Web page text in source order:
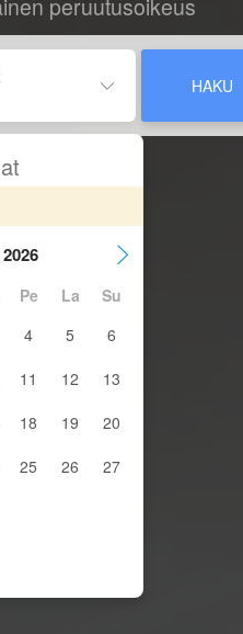
peruutusoikeus
HAKU
Pe La
Su
4 5
6
11 12
13
18 19
20
25 26
27